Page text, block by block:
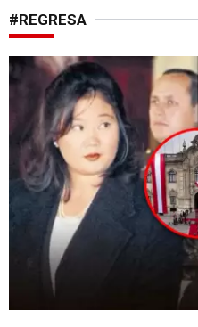
#REGRESA
Retorna una era